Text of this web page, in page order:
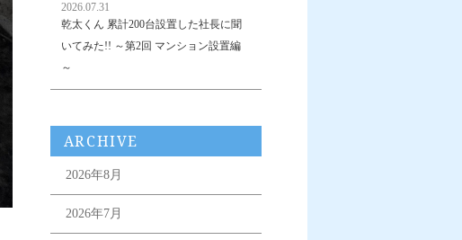
2026.07.31
乾太くん 累計200台設置した社長に聞
いてみた!! ～第2回 マンション設置編
～
ARCHIVE
2026年8月
2026年7月